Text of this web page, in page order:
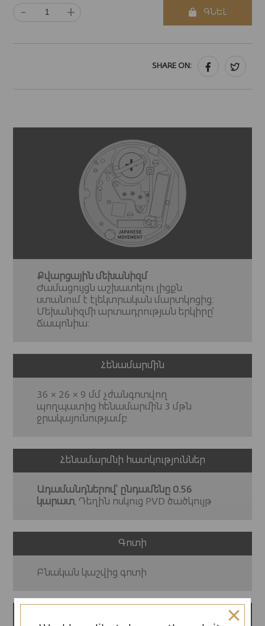
- + ԳՆԵԼ
SHARE ON:
Քվարցային մեխանիզմ
Ժամացույցն աշխատելու լիցքն
ստանում է էլեկտրական մարտկոցից:
Մեխանիզմի արտադրության երկիրը՝
Ճապոնիա:
Հենամարմին
36 × 26 × 9 մմ չժանգոտվող
պողպատից հենամարմին 3 մթն
ջրակայունությամբ
Հենամարմնի հատկություններ
Ադամանդներով՝ ընդամենը 0.56
կարատ, Դեղին ոսկուց PVD ծածկույթ
Գոտի
Բնական կաշվից գոտի